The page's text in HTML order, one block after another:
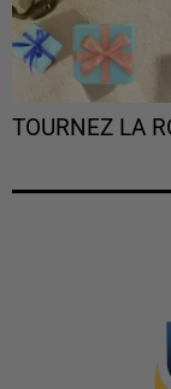
TOURNEZ LA